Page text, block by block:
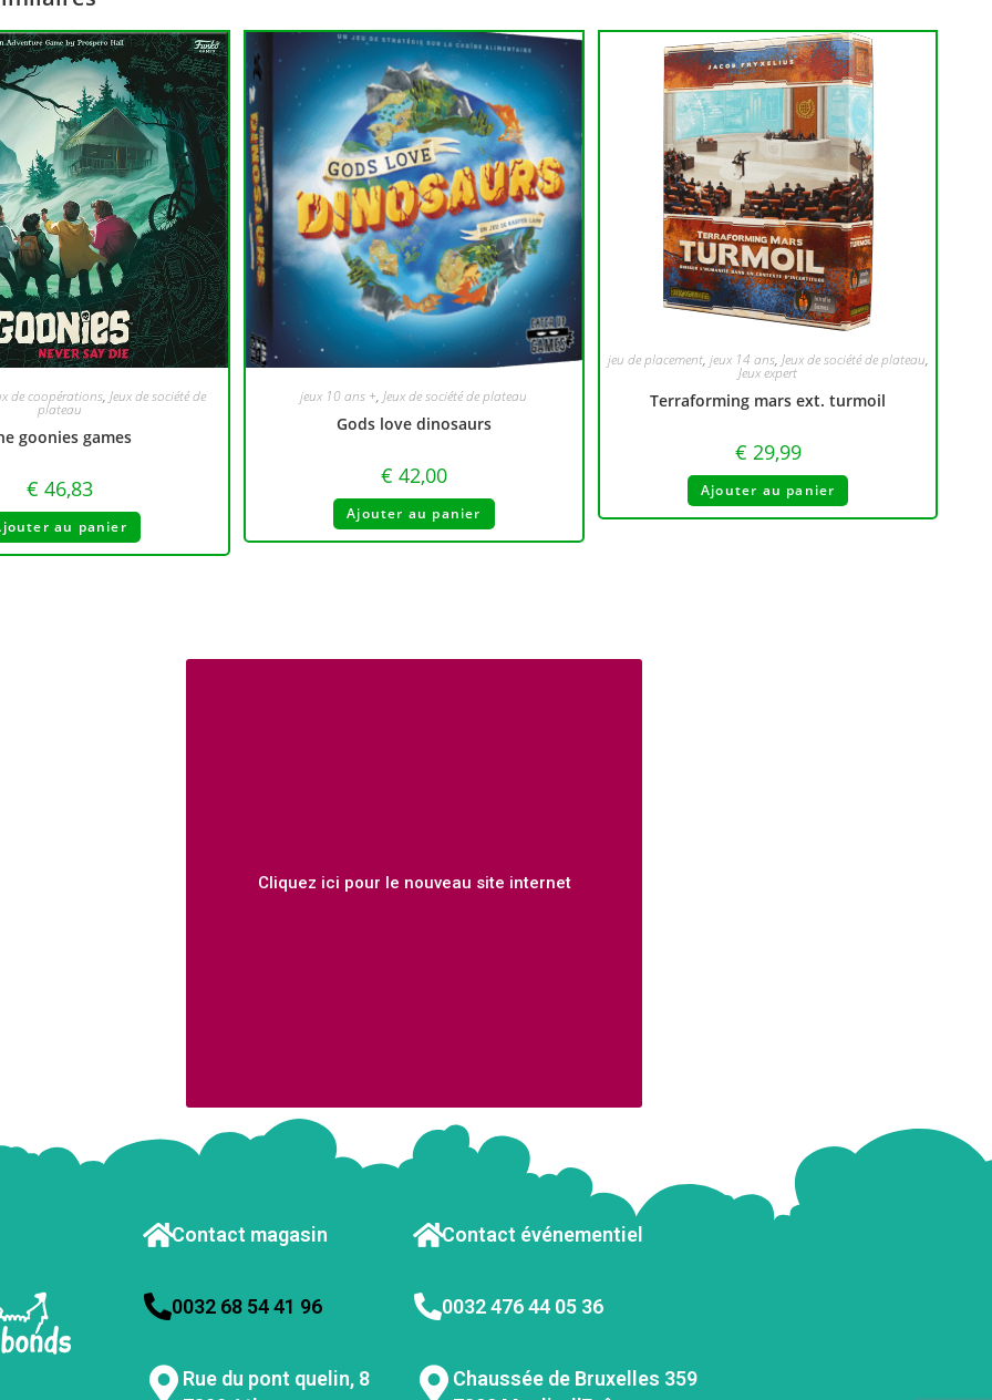
de coopérations,Jeux de société de
plateau
goonies games
€ 46,83
au panier
jeux 10 ans +,Jeux de société de plateau
Gods love dinosaurs
€ 42,00
Ajouter au panier
jeu de placement, jeux 14 ans, Jeux de société de plateau,
Jeux expert
Terraforming mars ext. turmoil
€ 29,99
Ajouter au panier
Cliquez ici pour le nouveau site internet
Contact magasin
0032 68 54 41 96
Rue du pont quelin, 8
Contact événementiel
0032 476 44 05 36
Chaussée de Bruxelles 359